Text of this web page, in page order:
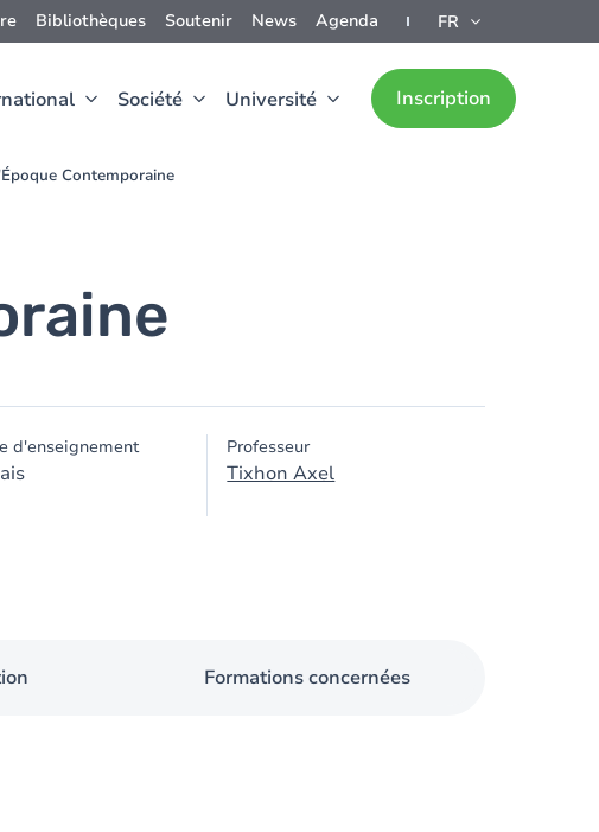
Bibliothèques Soutenir News Agenda FR
Société Université Inscription
Contemporaine
d'enseignement Professeur
Tixhon Axel
Formations concernées